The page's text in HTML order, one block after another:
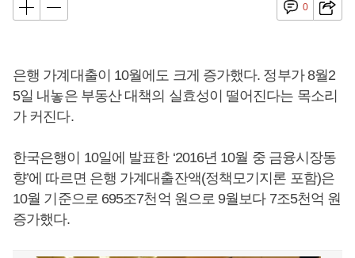
0
은행 가계대출이 10월에도 크게 증가했다. 정부가 8월2
5일 내놓은 부동산 대책의 실효성이 떨어진다는 목소리
가 커진다.
한국은행이 10일에 발표한 ‘2016년 10월 중 금융시장동
향’에 따르면 은행 가계대출잔액(정책모기지론 포함)은
10월 기준으로 695조7천억 원으로 9월보다 7조5천억 원
증가했다.